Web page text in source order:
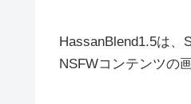
HassanBlend1.5は、
NSFWコンテンツの